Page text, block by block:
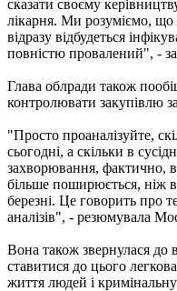
сказати своєму
лікарня. Ми розуміємо,
відразу відбудеться
повністю провалений", -
Глава облради також
контролювати закупівлю
"Просто проаналізуйте,
сьогодні, а скільки в
захворювання, фактично,
більше поширюється, ніж
березні. Це говорить про
аналізів", - резюмувала
Вона також звернулася до
ставитися до цього
життя людей і кримінальну